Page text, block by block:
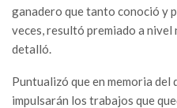
ganadero que tanto conoció y
veces, resultó premiado a nivel
detalló.
Puntualizó que en memoria
impulsarán los trabajos que